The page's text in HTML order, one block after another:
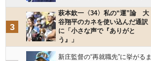
3
萩本欽一〈34〉私の“運”論 大
谷翔平のカネを使い込んだ通訳
に「小さな声で『ありがと
う』」
新庄監督の“再就職先”に挙がるま